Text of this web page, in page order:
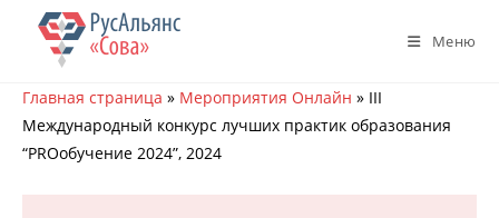
Перейти
содержимому
Меню
Главная страница » Мероприятия Онлайн » III
Международный конкурс лучших практик образования
“PROобучение 2024”, 2024